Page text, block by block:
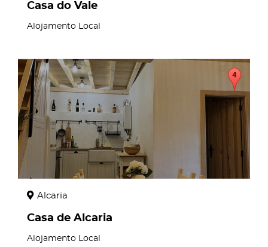
Casa do Vale
Alojamento Local
page
Alcaria
Casa de Alcaria
Alojamento Local